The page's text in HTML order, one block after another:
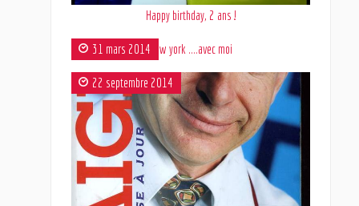
Happy birthday, 2 ans !
31 mars 2014New york ….avec moi
22 septembre 2014